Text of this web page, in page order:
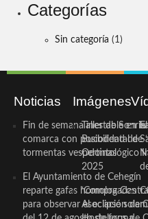
Categorías
Sin categoría (1)
Noticias
Fin de semana inestable en la
comarca con posibilidad de
tormentas vespertinas
El Ayuntamiento de Cehegín
reparte gafas homologadas
para observar el eclipse solar
Imágenes
Taller de
Bucodental de
Odontológico
2025
‘Compra
Asociación de